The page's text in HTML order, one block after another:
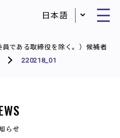
員である取締役を除く。）候補者
220218_01
らせ